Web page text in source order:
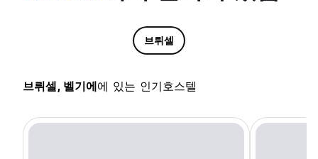
브뤼셀
브뤼셀, 벨기에에 있는 인기호스텔